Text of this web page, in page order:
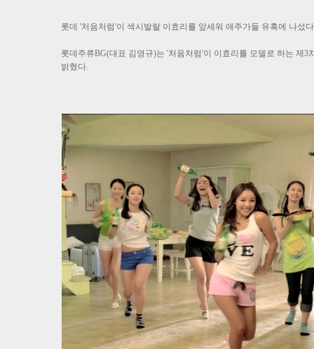
롯데 '처음처럼'이 섹시발랄 이효리를 앞세워 애주가들 유혹에 나섰
롯데주류BG(대표 김영규)는 '처음처럼'이 이효리를 모델로 하는 제
밝혔다.